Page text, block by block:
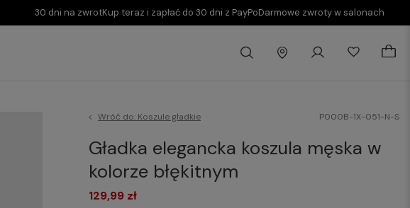
30 dni na zwrotKup teraz i zapłać do 30 dni z PayPoDarmowe zwroty w salonach
Wróć do: Koszule gładkie P000B-1X-051-N-S
Gładka elegancka koszula męska w
kolorze błękitnym
129,99 zł